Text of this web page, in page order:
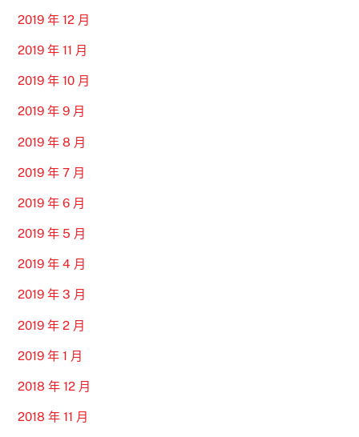
2019 年 12 月
2019 年 11 月
2019 年 10 月
2019 年 9 月
2019 年 8 月
2019 年 7 月
2019 年 6 月
2019 年 5 月
2019 年 4 月
2019 年 3 月
2019 年 2 月
2019 年 1 月
2018 年 12 月
2018 年 11 月